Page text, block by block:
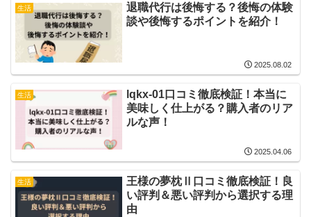
生活
退職代行は後悔する？後悔の体験
談や後悔するポイントを紹介！
2025.08.02
生活
lqkx-01口コミ徹底検証！本当に
美味しく仕上がる？購入者のリア
ルな声！
2025.04.06
生活
王様の夢枕Ⅱ口コミ徹底検証！良
い評判＆悪い評判から選択する理
由